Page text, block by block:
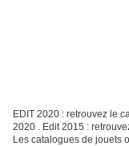
EDIT 2020 : retrouvez le
2020 . Edit 2015 :
Les catalogues de jouets